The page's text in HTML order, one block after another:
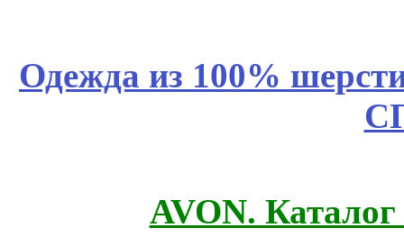
Одежда из 100%
AVON.